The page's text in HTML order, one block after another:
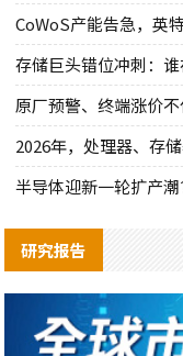
CoWoS产能告急，英
存储巨头错位冲刺：
原厂预警、终端涨价
2026年，处理器、存
半导体迎新一轮扩产
研究报告